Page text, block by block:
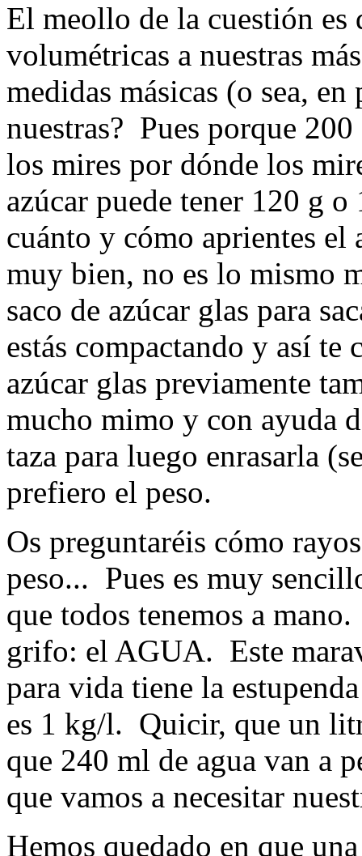
El meollo de la cuestión es
volumétricas a nuestras
medidas másicas (o sea,
nuestras? Pues porque
los mires por dónde los
azúcar puede tener 120 g o
cuánto y cómo aprientes
muy bien, no es lo mismo
saco de azúcar glas para
estás compactando y así te
azúcar glas previamente
mucho mimo y con ayuda
taza para luego enrasarla
prefiero el peso.
Os preguntaréis cómo
peso... Pues es muy
que todos tenemos a
grifo: el AGUA. Este
para vida tiene la
es 1 kg/l. Quicir, que un
que 240 ml de agua van a
que vamos a necesitar
Hemos quedado en que